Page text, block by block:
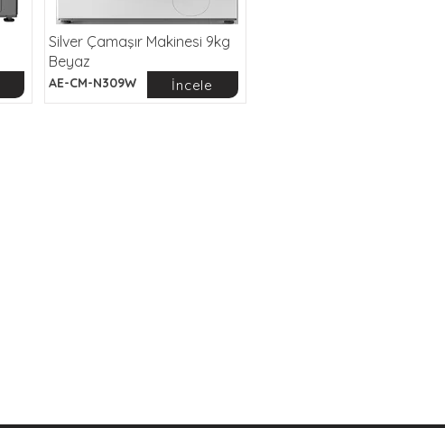
Silver Çamaşır Makinesi 9kg
Beyaz
AE-CM-N309W İncele